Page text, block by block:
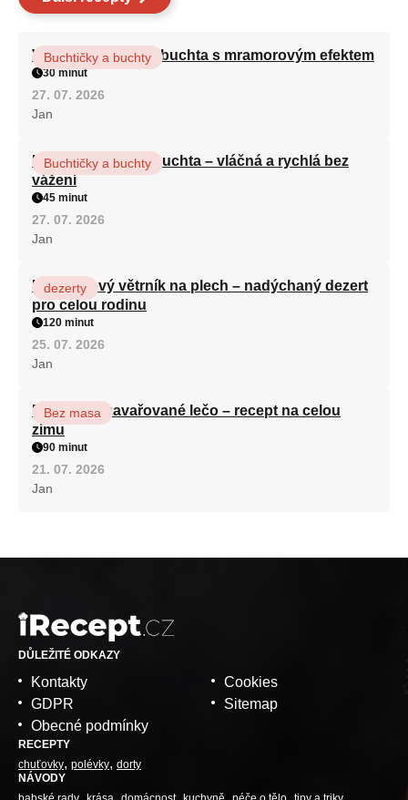
Vláčná olejová litá buchta s mramorovým efektem
Buchtičky a buchty
30 minut
27. 07. 2026
Jan
Hrnková maková buchta – vláčná a rychlá bez
vážení
Buchtičky a buchty
45 minut
27. 07. 2026
Jan
Karamelový větrník na plech – nadýchaný dezert
pro celou rodinu
dezerty
120 minut
25. 07. 2026
Jan
Babiččino zavařované lečo – recept na celou
zimu
Bez masa
90 minut
21. 07. 2026
Jan
DŮLEŽITÉ ODKAZY
Kontakty
GDPR
Obecné podmínky
Cookies
Sitemap
RECEPTY
chuťovky polévky dorty
NÁVODY